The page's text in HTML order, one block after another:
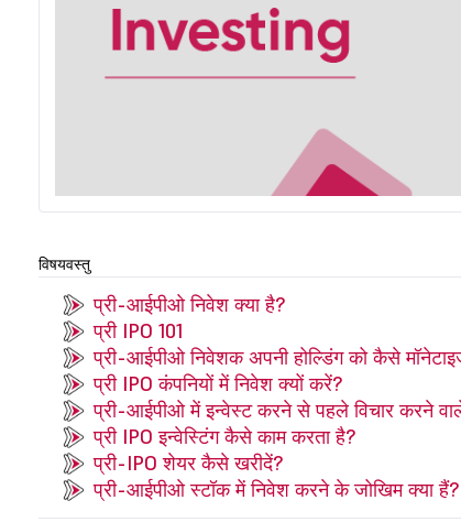
विषयवस्तु
प्री-आईपीओ निवेश क्या है?
प्री IPO 101
प्री-आईपीओ निवेशक अपनी होल्डिंग को कैसे
प्री IPO कंपनियों में निवेश क्यों करें?
प्री-आईपीओ में इन्वेस्ट करने से पहले विचार करने
प्री IPO इन्वेस्टिंग कैसे काम करता है?
प्री-IPO शेयर कैसे खरीदें?
प्री-आईपीओ स्टॉक में निवेश करने के जोखिम क्या हैं?